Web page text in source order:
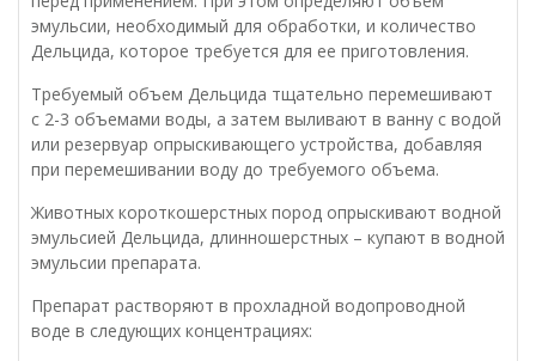
эмульсии, необходимый для обработки, и количество
Дельцида, которое требуется для ее приготовления.
Требуемый объем Дельцида тщательно перемешивают
с 2-3 объемами воды, а затем выливают в ванну с водой
или резервуар опрыскивающего устройства, добавляя
при перемешивании воду до требуемого объема.
Животных короткошерстных пород опрыскивают водной
эмульсией Дельцида, длинношерстных – купают в водной
эмульсии препарата.
Препарат растворяют в прохладной водопроводной
воде в следующих концентрациях: